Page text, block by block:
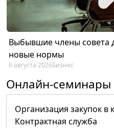
Выбывшие члены
новые нормы
6 августа 2026Бизнес
Онлайн-семинары
Организация закупок в
Контрактная служба